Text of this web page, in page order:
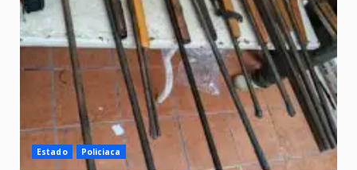
Estado Policiaca